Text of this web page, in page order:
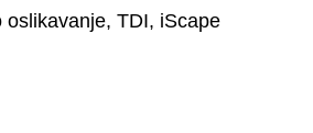
oslikavanje, TDI, iScape